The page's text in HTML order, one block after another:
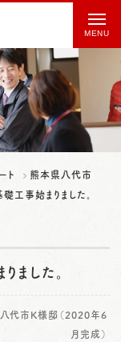
ト
熊本県八代市
工事始まりました。
した。
代市K様邸（2020年6
月完成）
t
o
g
g
l
e
a
t